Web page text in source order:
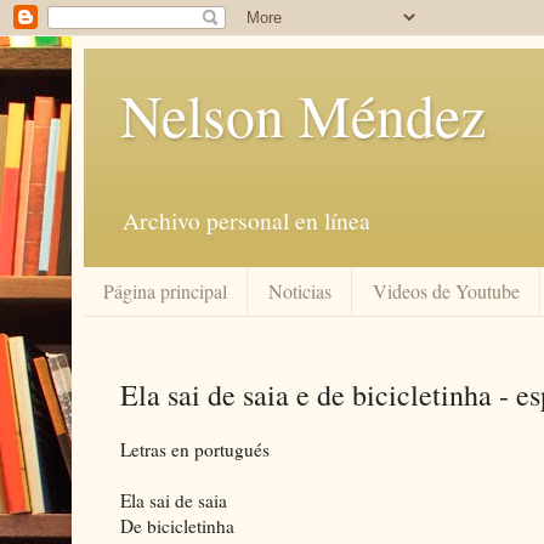
Nelson Méndez
Archivo personal en línea
Página principal Noticias Videos de Youtube
Ela sai de saia e de bicicletinha -
Letras en portugués
Ela sai de saia
De bicicletinha